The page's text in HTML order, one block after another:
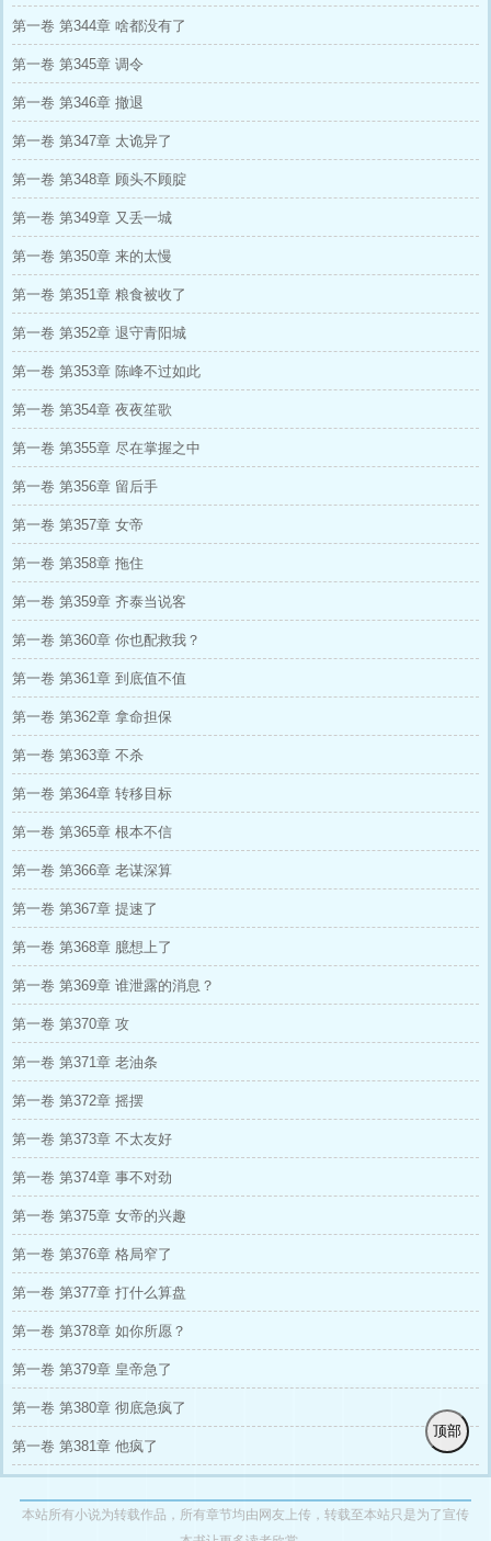
第一卷 第344章 啥都没有了
第一卷 第345章 调令
第一卷 第346章 撤退
第一卷 第347章 太诡异了
第一卷 第348章 顾头不顾腚
第一卷 第349章 又丢一城
第一卷 第350章 来的太慢
第一卷 第351章 粮食被收了
第一卷 第352章 退守青阳城
第一卷 第353章 陈峰不过如此
第一卷 第354章 夜夜笙歌
第一卷 第355章 尽在掌握之中
第一卷 第356章 留后手
第一卷 第357章 女帝
第一卷 第358章 拖住
第一卷 第359章 齐泰当说客
第一卷 第360章 你也配救我？
第一卷 第361章 到底值不值
第一卷 第362章 拿命担保
第一卷 第363章 不杀
第一卷 第364章 转移目标
第一卷 第365章 根本不信
第一卷 第366章 老谋深算
第一卷 第367章 提速了
第一卷 第368章 臆想上了
第一卷 第369章 谁泄露的消息？
第一卷 第370章 攻
第一卷 第371章 老油条
第一卷 第372章 摇摆
第一卷 第373章 不太友好
第一卷 第374章 事不对劲
第一卷 第375章 女帝的兴趣
第一卷 第376章 格局窄了
第一卷 第377章 打什么算盘
第一卷 第378章 如你所愿？
第一卷 第379章 皇帝急了
第一卷 第380章 彻底急疯了
第一卷 第381章 他疯了
顶部
本站所有小说为转载作品，所有章节均由网友上传，转载至本站只是为了宣传